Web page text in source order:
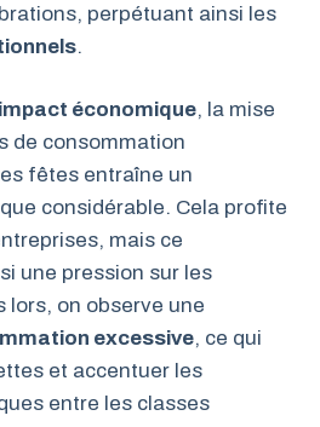
perpétuant ainsi les
.
impact économique, la mise
de consommation
fêtes entraîne un
considérable. Cela profite
mais ce
une pression sur les
lors, on observe une
excessive, ce qui
et accentuer les
entre les classes